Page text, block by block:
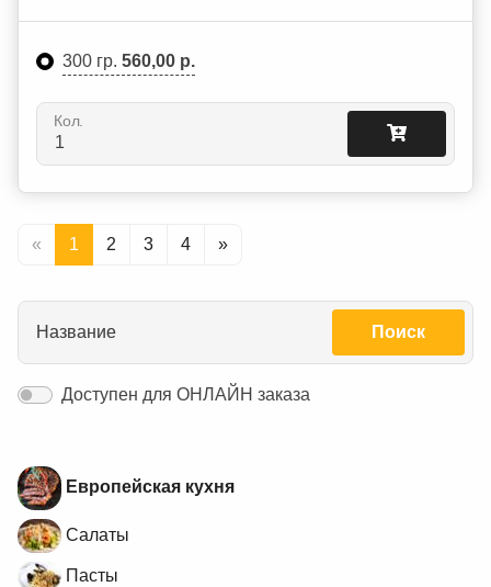
300 гр. 560,00 р.
Кол.
« 1 2 3 4 »
Название
Доступен для ОНЛАЙН заказа
Поиск
Европейская кухня
Салаты
Пасты